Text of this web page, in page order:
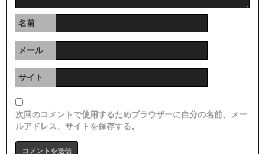
名前
メール
サイト
次回のコメントで使用するためブラウザーに自分の名前、メー
ルアドレス、サイトを保存する。